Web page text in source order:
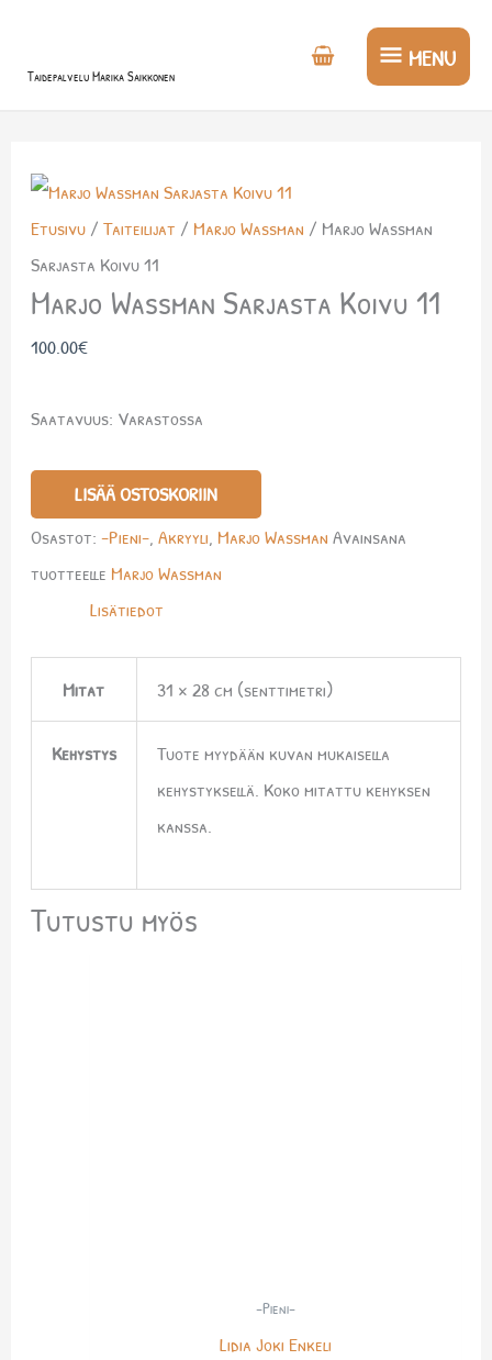
Taidepalvelu Marika Saikkonen
MENU
MENU
Etusivu/ Taiteilijat / Marjo Wassman / Marjo Wassman
Sarjasta Koivu 11
Marjo Wassman Sarjasta Koivu 11
100.00€
Saatavuus: Varastossa
Wassman
Sarjasta
Koivu
11
määrä
LISÄÄ OSTOSKORIIN
Osastot: -Pieni-, Akryyli, Marjo Wassman Avainsana
tuotteelle Marjo Wassman
Lisätiedot
Mitat 31 × 28 cm (senttimetri)
Kehystys
Tuote myydään kuvan mukaisella
kehystyksellä. Koko mitattu kehyksen
kanssa.
Tutustu myös
-Pieni-
Lidia Joki Enkeli